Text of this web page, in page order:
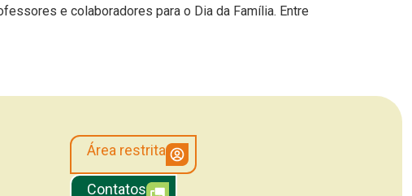
e colaboradores para o Dia da Família. Entre
Área restrita
Contatos